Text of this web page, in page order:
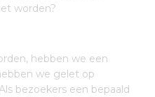
worden?
hebben we een
we gelet op
bezoekers een bepaald